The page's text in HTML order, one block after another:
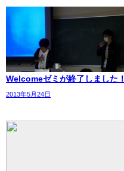
Welcomeゼミが終了しました！
2013年5月24日